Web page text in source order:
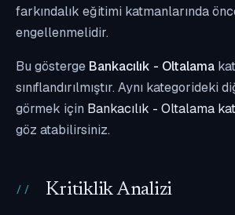
farkındalık eğitimi katmanlarında
engellenmelidir.
Bu gösterge Bankacılık - Oltalama
sınıflandırılmıştır. Aynı kategorideki
görmek için Bankacılık - Oltalama
göz atabilirsiniz.
Kritiklik Analizi